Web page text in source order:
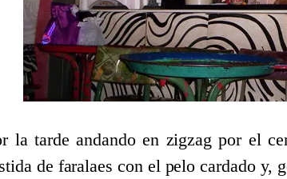
tarde andando en zigzag por el
de faralaes con el pelo cardado y,